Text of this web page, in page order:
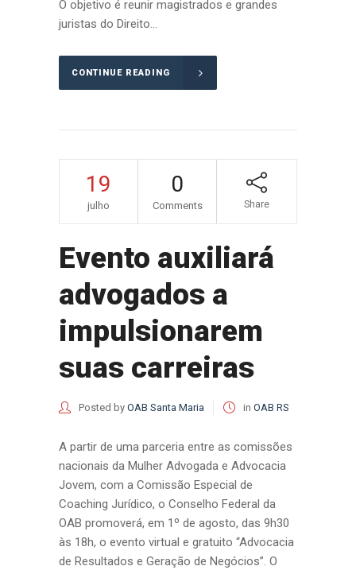
O objetivo é reunir magistrados e grandes
juristas do Direito...
CONTINUE READING
19
julho
0
Comments Share
Evento auxiliará
advogados a
impulsionarem
suas carreiras
Posted by OAB Santa Maria in OAB RS
A partir de uma parceria entre as comissões
nacionais da Mulher Advogada e Advocacia
Jovem, com a Comissão Especial de
Coaching Jurídico, o Conselho Federal da
OAB promoverá, em 1º de agosto, das 9h30
às 18h, o evento virtual e gratuito “Advocacia
de Resultados e Geração de Negócios”. O